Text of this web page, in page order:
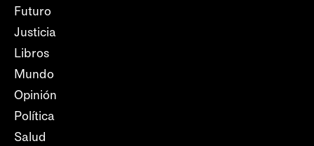
Futuro
Justicia
Libros
Mundo
Opinión
Política
Salud